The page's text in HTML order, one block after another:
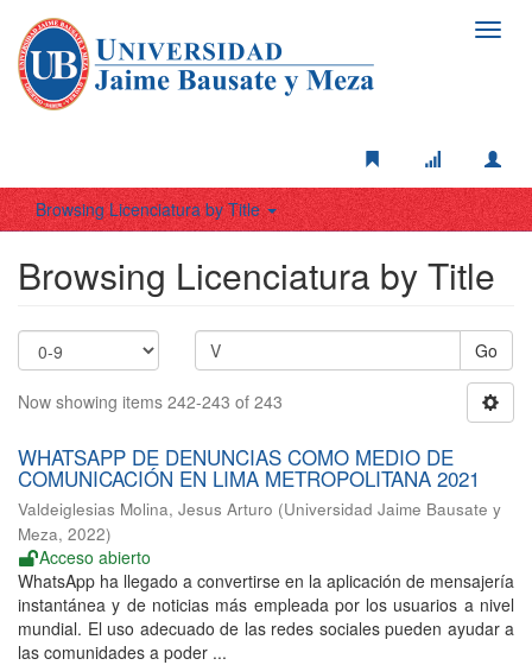
Browsing Licenciatura by Title
Browsing Licenciatura by Title
Go
Now showing items 242-243 of 243
WHATSAPP DE DENUNCIAS COMO MEDIO DE
COMUNICACIÓN EN LIMA METROPOLITANA 2021
Valdeiglesias Molina, Jesus Arturo (Universidad Jaime Bausate y
Meza, 2022)
Acceso abierto
WhatsApp ha llegado a convertirse en la aplicación de mensajería
instantánea y de noticias más empleada por los usuarios a nivel
mundial. El uso adecuado de las redes sociales pueden ayudar a
las comunidades a poder ...